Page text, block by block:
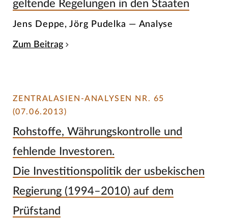
geltende Regelungen in den Staaten
Jens Deppe, Jörg Pudelka — Analyse
Zum Beitrag
ZENTRALASIEN-ANALYSEN NR. 65
(07.06.2013)
Rohstoffe, Währungskontrolle und
fehlende Investoren.
Die Investitionspolitik der usbekischen
Regierung (1994–2010) auf dem
Prüfstand